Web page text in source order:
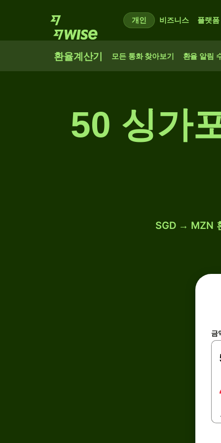
개인 비즈니스 플랫폼
환율계산기 모든 통화 찾아보기 환율 알림
50 싱가
SGD → MZN
금